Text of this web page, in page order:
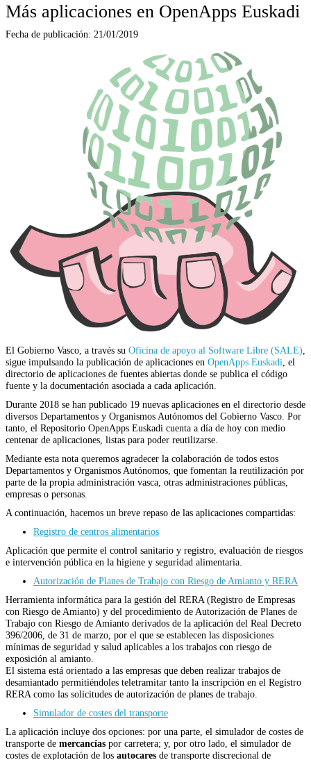
Más aplicaciones en OpenApps Euskadi
Fecha de publicación: 21/01/2019
El Gobierno Vasco, a través su Oficina de apoyo al Software Libre (SALE)
sigue impulsando la publicación de aplicaciones en OpenApps Euskadi , el
directorio de aplicaciones de fuentes abiertas donde se publica el código
fuente y la documentación asociada a cada aplicación.
Durante 2018 se han publicado 19 nuevas aplicaciones en el directorio desde
diversos Departamentos y Organismos Autónomos del Gobierno Vasco. Por
tanto, el Repositorio OpenApps Euskadi cuenta a día de hoy con medio
centenar de aplicaciones, listas para poder reutilizarse.
Mediante esta nota queremos agradecer la colaboración de todos estos
Departamentos y Organismos Autónomos, que fomentan la reutilización por
parte de la propia administración vasca, otras administraciones públicas,
empresas o personas.
A continuación, hacemos un breve repaso de las aplicaciones compartidas:
Registro de centros alimentarios
Aplicación que permite el control sanitario y registro, evaluación de riesgos
e intervención pública en la higiene y seguridad alimentaria.
Autorización de Planes de Trabajo con Riesgo de Amianto y RERA
Herramienta informática para la gestión del RERA (Registro de Empresas
con Riesgo de Amianto) y del procedimiento de Autorización de Planes de
Trabajo con Riesgo de Amianto derivados de la aplicación del Real Decreto
396/2006, de 31 de marzo, por el que se establecen las disposiciones
mínimas de seguridad y salud aplicables a los trabajos con riesgo de
exposición al amianto.
El sistema está orientado a las empresas que deben realizar trabajos de
desamiantado permitiéndoles teletramitar tanto la inscripción en el Registro
RERA como las solicitudes de autorización de planes de trabajo.
Simulador de costes del transporte
La aplicación incluye dos opciones: por una parte, el simulador de costes de
transporte de mercancías por carretera; y, por otro lado, el simulador de
costes de explotación de los autocares de transporte discrecional de